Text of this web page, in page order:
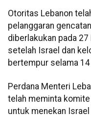
Otoritas Lebanon
pelanggaran
diberlakukan pada
setelah Israel dan
bertempur selama 14
Perdana Menteri
telah meminta
untuk menekan